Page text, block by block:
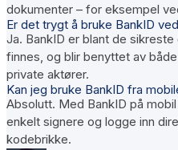
dokumenter – for eksempel
Er det trygt å bruke BankID
Ja. BankID er blant de
finnes, og blir benyttet av
private aktører.
Kan jeg bruke BankID fra
Absolutt. Med BankID på
enkelt signere og logge inn
kodebrikke.